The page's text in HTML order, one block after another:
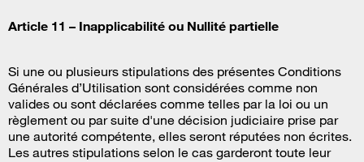
Article 11 – Inapplicabilité ou Nullité partielle
Si une ou plusieurs stipulations des présentes Conditions
Générales d’Utilisation sont considérées comme non
valides ou sont déclarées comme telles par la loi ou un
règlement ou par suite d'une décision judiciaire prise par
une autorité compétente, elles seront réputées non écrites.
Les autres stipulations selon le cas garderont toute leur